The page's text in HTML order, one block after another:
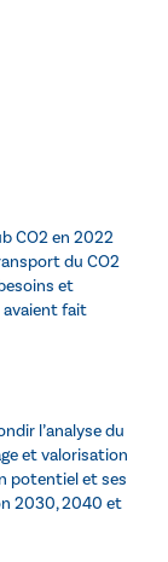
CO2 en 2022
du CO2
et
avaient fait
l’analyse du
et valorisation
potentiel et ses
2030, 2040 et